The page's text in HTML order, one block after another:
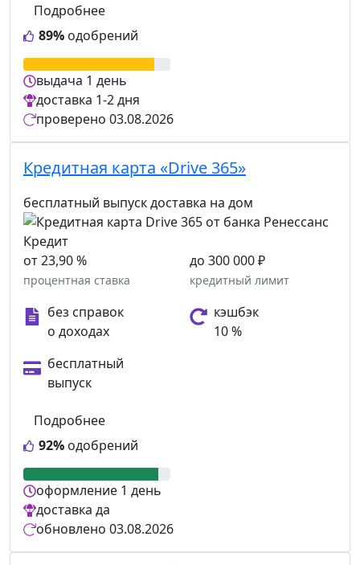
89% одобрений
Подробнее
выдача 1 день
доставка 1-2 дня
проверено 03.08.2026
Кредитная карта «Drive 365»
бесплатный выпускдоставка на дом
от 23,90 %
процентная ставка
до 300 000 ₽
кредитный лимит
без справок
о доходах
кэшбэк
10 %
бесплатный
выпуск
92% одобрений
Подробнее
оформление 1 день
доставка да
обновлено 03.08.2026